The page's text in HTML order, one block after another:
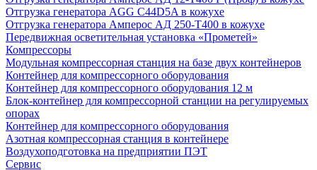
Отгрузка генератора AGG C44D5A в кожухе
Отгрузка генератора Амперос АД 250-Т400 в кожухе
Передвижная осветительная установка «Прометей»
Компрессоры
Модульная компрессорная станция на базе двух контейнеров
Контейнер для компрессорного оборудования
Контейнер для компрессорного оборудования 12 м
Блок-контейнер для компрессорной станции на регулируемых
опорах
Контейнер для компрессорного оборудования
Азотная компрессорная станция в контейнере
Воздухоподготовка на предприятии ПЭТ
Сервис